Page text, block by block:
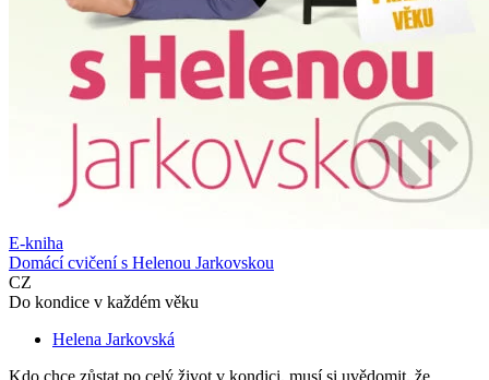
E-kniha
Domácí cvičení s Helenou Jarkovskou
CZ
Do kondice v každém věku
Helena Jarkovská
Kdo chce zůstat po celý život v kondici, musí si uvědomit, že